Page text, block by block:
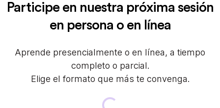
Participe en nuestra próxima sesión
en persona o en línea
Aprende presencialmente o en línea, a tiempo
completo o parcial.
Elige el formato que más te convenga.